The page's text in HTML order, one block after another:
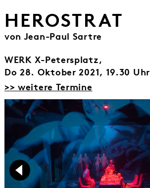
HEROSTRAT
von Jean-Paul Sartre
WERK X-Petersplatz,
Do 28. Oktober 2021, 19.30 Uhr
>> weitere Termine